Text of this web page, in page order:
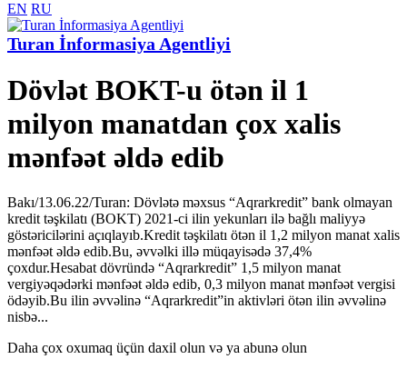
EN RU
Turan İnformasiya Agentliyi
Dövlət BOKT-u ötən il 1
milyon manatdan çox xalis
mənfəət əldə edib
Bakı/13.06.22/Turan: Dövlətə məxsus “Aqrarkredit” bank olmayan
kredit təşkilatı (BOKT) 2021-ci ilin yekunları ilə bağlı maliyyə
göstəricilərini açıqlayıb.Kredit təşkilatı ötən il 1,2 milyon manat xalis
mənfəət əldə edib.Bu, əvvəlki illə müqayisədə 37,4%
çoxdur.Hesabat dövründə “Aqrarkredit” 1,5 milyon manat
vergiyəqədərki mənfəət əldə edib, 0,3 milyon manat mənfəət vergisi
ödəyib.Bu ilin əvvəlinə “Aqrarkredit”in aktivləri ötən ilin əvvəlinə
nisbə...
Daha çox oxumaq üçün daxil olun və ya abunə olun